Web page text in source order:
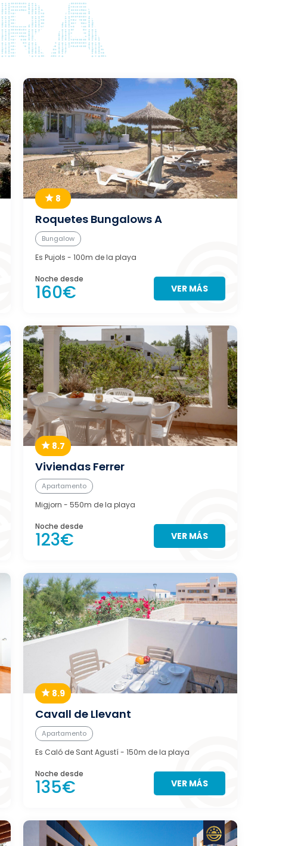
8
Roquetes Bungalows A
Bungalow
Es Pujols - 100m de la playa
Noche desde
160€ VER MÁS
8.7
Viviendas Ferrer
Apartamento
Migjorn - 550m de la playa
Noche desde
123€ VER MÁS
8.9
Cavall de Llevant
Apartamento
Es Caló de Sant Agustí- 150m de la playa
Noche desde
135€ VER MÁS